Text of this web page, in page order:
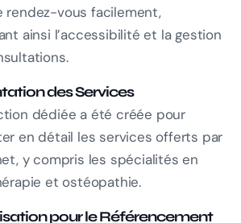
rendez-vous facilement,
ainsi l’accessibilité et la gestion
des Services
dédiée a été créée pour
en détail les services offerts par
y compris les spécialités en
et ostéopathie.
pour le Référencement